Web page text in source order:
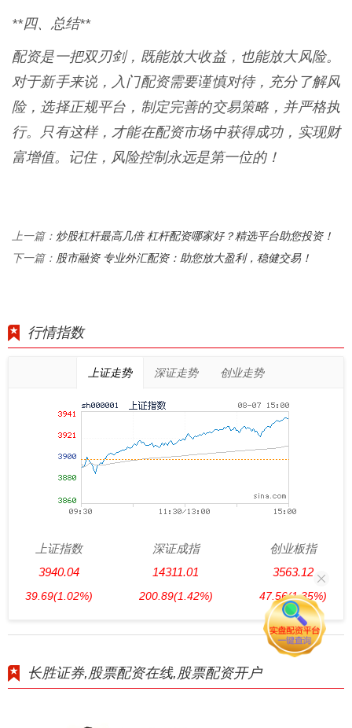
**四、总结**
配资是一把双刃剑，既能放大收益，也能放大风险。
对于新手来说，入门配资需要谨慎对待，充分了解风
险，选择正规平台，制定完善的交易策略，并严格执
行。只有这样，才能在配资市场中获得成功，实现财
富增值。记住，风险控制永远是第一位的！
上一篇： 炒股杠杆最高几倍 杠杆配资哪家好？精选平台助您投资！
下一篇： 股市融资 专业外汇配资：助您放大盈利，稳健交易！
行情指数
上证走势 深证走势 创业走势
上证指数
3940.04
39.69(1.02%)
深证成指
14311.01
200.89(1.42%)
创业板指
3563.12
47.56(1.35%)
长胜证券,股票配资在线,股票配资开户